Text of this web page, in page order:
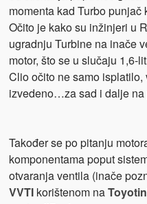
momenta kad Turbo punjač
Očito je kako su inžinjeri u
ugradnju Turbine na inače
motor, što se u slučaju 1,6-
Clio očito ne samo
izvedeno…za sad i dalje na
Također se po pitanju
komponentama poput
otvaranja ventila (inače
VVTI korištenom na